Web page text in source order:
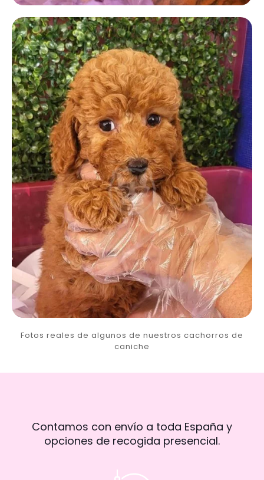
Fotos reales de algunos de nuestros cachorros de
caniche
Contamos con envío a toda España y
opciones de recogida presencial.